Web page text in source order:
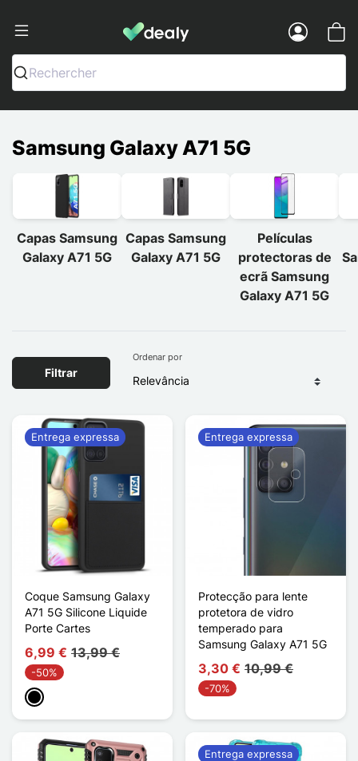
Dealy - Capas e acessórios para
Rechercher
Samsung Galaxy A71 5G
Capas Samsung
Galaxy A71 5G
Capas Samsung
Galaxy A71 5G
Películas
protectoras de
ecrã Samsung
Galaxy A71 5G
Filtrar
Ordenar por
Coque Samsung Galaxy
A71 5G Silicone Liquide
Porte Cartes
6,99 € 13,99 €
-50%
Preto
Entrega expressa
Protecção para lente
protetora de vidro
temperado para
Samsung Galaxy A71 5G
3,30 € 10,99 €
-70%
Entrega expressa
Entrega expressa